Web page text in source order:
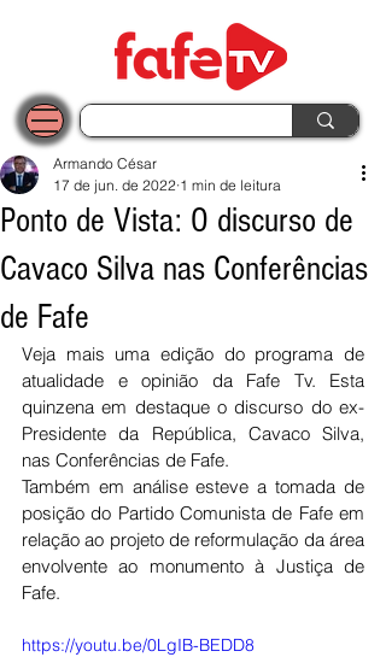
Ponto de Vista: O discurso de
Cavaco Silva nas Conferências
de Fafe
Armando César
17 de jun. de 2022 1 min de leitura
Veja mais uma edição do programa de
atualidade e opinião da Fafe Tv. Esta
quinzena em destaque o discurso do ex-
Presidente da República, Cavaco Silva,
nas Conferências de Fafe.
Também em análise esteve a tomada de
posição do Partido Comunista de Fafe em
relação ao projeto de reformulação da área
envolvente ao monumento à Justiça de
Fafe.
https://youtu.be/0LgIB-BEDD8